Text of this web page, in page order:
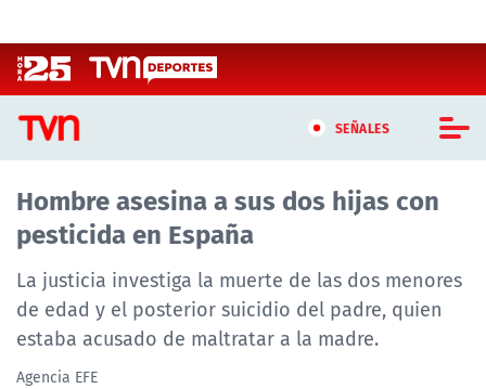
SEÑALES
CASTING MASTERCHEF CHILE
CASTING TVN VERTICAL
TVN VERTICAL
TVN PLAY
Hombre asesina a sus dos hijas con
pesticida en España
La justicia investiga la muerte de las dos menores
de edad y el posterior suicidio del padre, quien
estaba acusado de maltratar a la madre.
Agencia EFE